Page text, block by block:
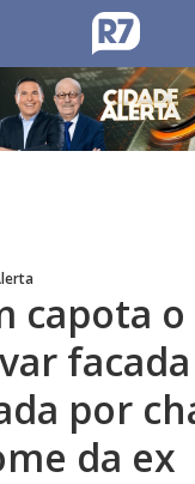
capota
por
da ex